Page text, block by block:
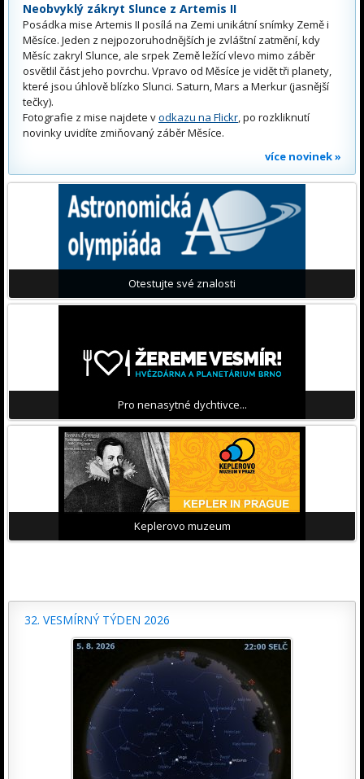
Neobvyklý zákryt Slunce z Artemis II
Posádka mise Artemis II posílá na Zemi unikátní snímky Země i
Měsíce. Jeden z nejpozoruhodnějších je zvláštní zatmění, kdy
Měsíc zakryl Slunce, ale srpek Země ležící vlevo mimo záběr
osvětlil část jeho povrchu. Vpravo od Měsíce je vidět tři planety,
které jsou úhlově blízko Slunci. Saturn, Mars a Merkur (jasnější
tečky).
Fotografie z mise najdete vodkazu na Flickr, po rozkliknutí
novinky uvidíte zmiňovaný záběr Měsíce.
více novinek »
Otestujte své znalosti
Pro nenasytné dychtivce...
Keplerovo muzeum
32. VESMÍRNÝ TÝDEN 2026